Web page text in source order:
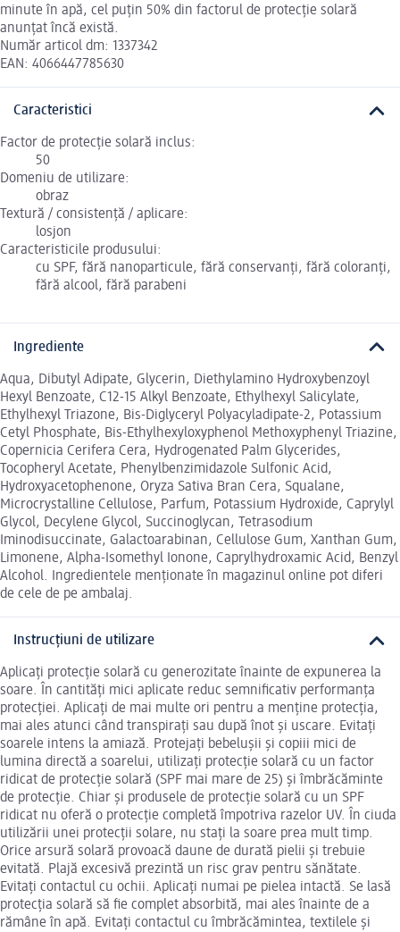
minute în apă, cel puțin 50% din factorul de protecție solară
anunțat încă există.
Număr articol dm: 1337342
EAN: 4066447785630
Caracteristici
Factor de protecție solară inclus:
50
Domeniu de utilizare:
obraz
Textură / consistență / aplicare:
losjon
Caracteristicile produsului:
cu SPF, fără nanoparticule, fără conservanți, fără coloranți,
fără alcool, fără parabeni
Ingrediente
Aqua, Dibutyl Adipate, Glycerin, Diethylamino Hydroxybenzoyl
Hexyl Benzoate, C12-15 Alkyl Benzoate, Ethylhexyl Salicylate,
Ethylhexyl Triazone, Bis-Diglyceryl Polyacyladipate-2, Potassium
Cetyl Phosphate, Bis-Ethylhexyloxyphenol Methoxyphenyl Triazine,
Copernicia Cerifera Cera, Hydrogenated Palm Glycerides,
Tocopheryl Acetate, Phenylbenzimidazole Sulfonic Acid,
Hydroxyacetophenone, Oryza Sativa Bran Cera, Squalane,
Microcrystalline Cellulose, Parfum, Potassium Hydroxide, Caprylyl
Glycol, Decylene Glycol, Succinoglycan, Tetrasodium
Iminodisuccinate, Galactoarabinan, Cellulose Gum, Xanthan Gum,
Limonene, Alpha-Isomethyl Ionone, Caprylhydroxamic Acid, Benzyl
Alcohol. Ingredientele menționate în magazinul online pot diferi
de cele de pe ambalaj.
Instrucțiuni de utilizare
Aplicați protecție solară cu generozitate înainte de expunerea la
soare. În cantități mici aplicate reduc semnificativ performanța
protecției. Aplicați de mai multe ori pentru a menține protecția,
mai ales atunci când transpirați sau după înot și uscare. Evitați
soarele intens la amiază. Protejați bebelușii și copiii mici de
lumina directă a soarelui, utilizați protecție solară cu un factor
ridicat de protecție solară (SPF mai mare de 25) și îmbrăcăminte
de protecție. Chiar și produsele de protecție solară cu un SPF
ridicat nu oferă o protecție completă împotriva razelor UV. În ciuda
utilizării unei protecții solare, nu stați la soare prea mult timp.
Orice arsură solară provoacă daune de durată pielii și trebuie
evitată. Plajă excesivă prezintă un risc grav pentru sănătate.
Evitați contactul cu ochii. Aplicați numai pe pielea intactă. Se lasă
protecția solară să fie complet absorbită, mai ales înainte de a
rămâne în apă. Evitați contactul cu îmbrăcămintea, textilele și